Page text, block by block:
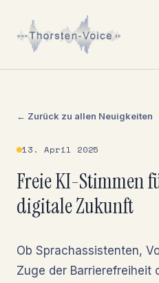
← Zurück zu allen Neuigkeiten
13. April 2025
Freie KI-Stimmen
digitale Zukunft
Ob Sprachassistenten,
Zuge der Barrierefreiheit